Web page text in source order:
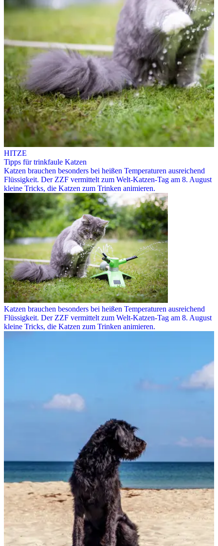
HITZE
Tipps für trinkfaule Katzen
Katzen brauchen besonders bei heißen Temperaturen ausreichend
Flüssigkeit. Der ZZF vermittelt zum Welt-Katzen-Tag am 8. August
kleine Tricks, die Katzen zum Trinken animieren.
Katzen brauchen besonders bei heißen Temperaturen ausreichend
Flüssigkeit. Der ZZF vermittelt zum Welt-Katzen-Tag am 8. August
kleine Tricks, die Katzen zum Trinken animieren.